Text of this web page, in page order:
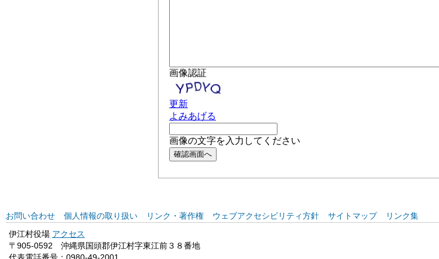
お問い合わせ 個人情報の取り扱い リンク・著作権 ウェブアクセシビリティ方針 サイトマップ リンク集
伊江村役場 アクセス
〒905-0592 沖縄県国頭郡伊江村字東江前３８番地